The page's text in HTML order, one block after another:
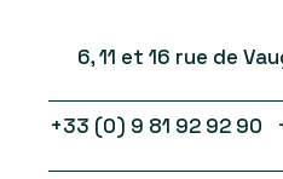
6, 11 et 16 rue de
+33 (0) 9 81 92 92 90